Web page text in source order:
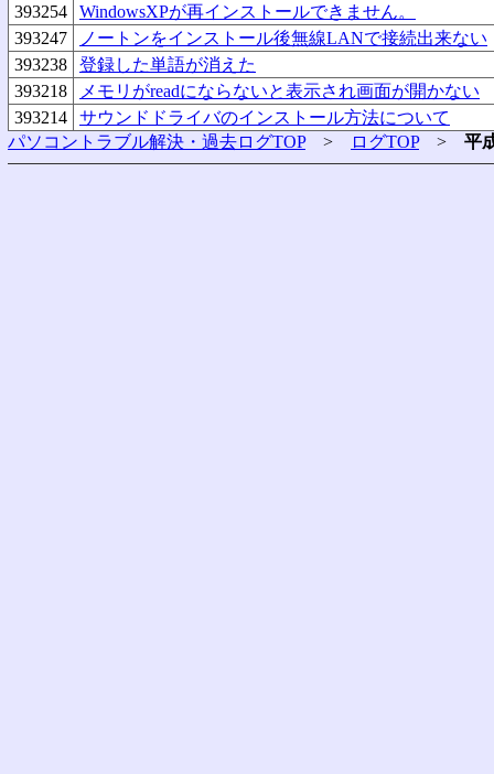
393254
WindowsXPが再インストールできません。
393247
ノートンをインストール後無線LANで接続出来ない
393238
登録した単語が消えた
393218
メモリがreadにならないと表示され画面が開かない
393214
サウンドドライバのインストール方法について
パソコントラブル解決・過去ログTOP> ログTOP> 平